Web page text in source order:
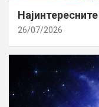
26/07/2026